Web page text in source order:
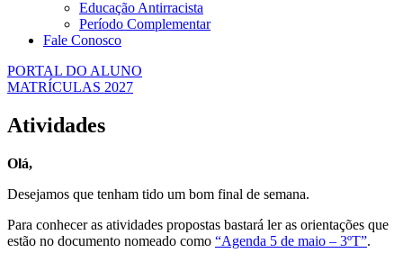
Educação Antirracista
Período Complementar
Fale Conosco
PORTAL DO ALUNO
MATRÍCULAS 2027
Atividades
Olá,
Desejamos que tenham tido um bom final de semana.
Para conhecer as atividades propostas bastará ler as orientações que
estão no documento nomeado como “Agenda 5 de maio – 3ºT”.